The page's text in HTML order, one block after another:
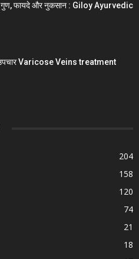
गुण, फायदे और नुकसान : Giloy Ayurvedic
उपचार Varicose Veins treatment
204
158
120
74
21
18